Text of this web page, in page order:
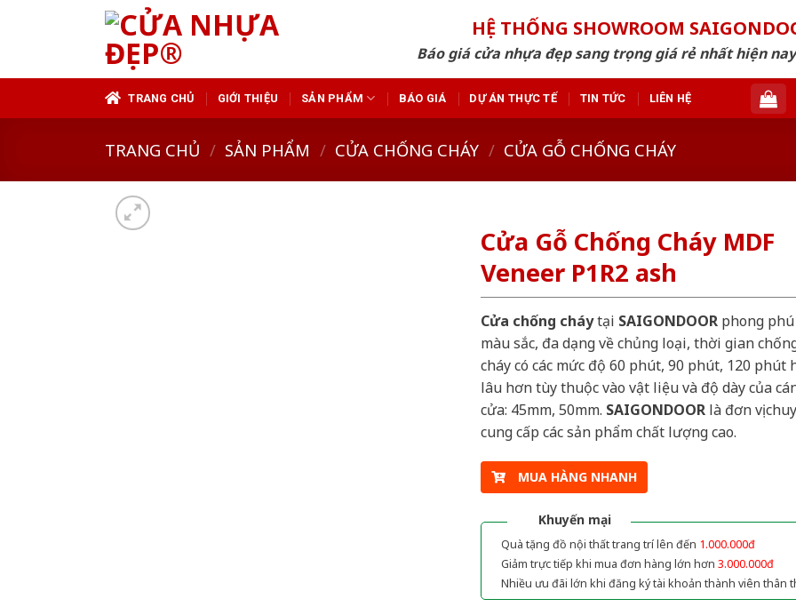
HỆ THỐNG SHOWROOM
Báo giá cửa nhựa đẹp sang trọng giá rẻ nhất hiện nay
TRANG CHỦ GIỚI THIỆU SẢN PHẨM BÁO GIÁ DỰ ÁN THỰC TẾ TIN TỨC LIÊN HỆ
TRANG CHỦ / SẢN PHẨM / CỬA CHỐNG CHÁY / CỬA GỖ CHỐNG CHÁY
Cửa Gỗ Chống Cháy MDF
Veneer P1R2 ash
Cửa chống cháytại SAIGONDOORphong phú
màu sắc, đa dạng về chủng loại, thời gian
cháy có các mức độ 60 phút, 90 phút, 120 phút
lâu hơn tùy thuộc vào vật liệu và độ dày của
cửa: 45mm, 50mm. SAIGONDOORlà đơn vị
cung cấp các sản phẩm chất lượng cao.
MUA HÀNG NHANH
Khuyến mại
Quà tặng đồ nội thất trang trí lên đến 1.000.000đ
Giảm trực tiếp khi mua đơn hàng lớn hơn 3.000.000đ
Nhiều ưu đãi lớn khi đăng ký tài khoản thành viên thân